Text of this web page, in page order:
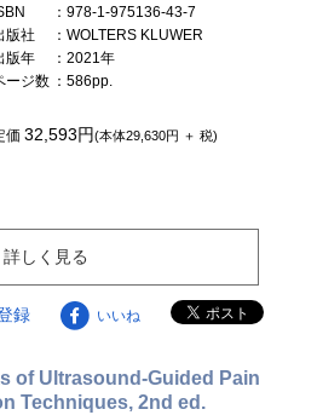
：978-1-975136-43-7
版社
：WOLTERS KLUWER
版年
：2021年
ージ数 ：586pp.
価32,593円(本体29,630円 ＋ 税)
詳しく見る
録 いいね
of Ultrasound-Guided Pain
Techniques, 2nd ed.